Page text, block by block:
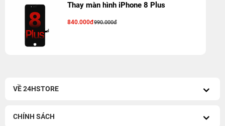
Thay màn hình iPhone 8 Plus
840.000đ990.000đ
VỀ 24HSTORE
CHÍNH SÁCH